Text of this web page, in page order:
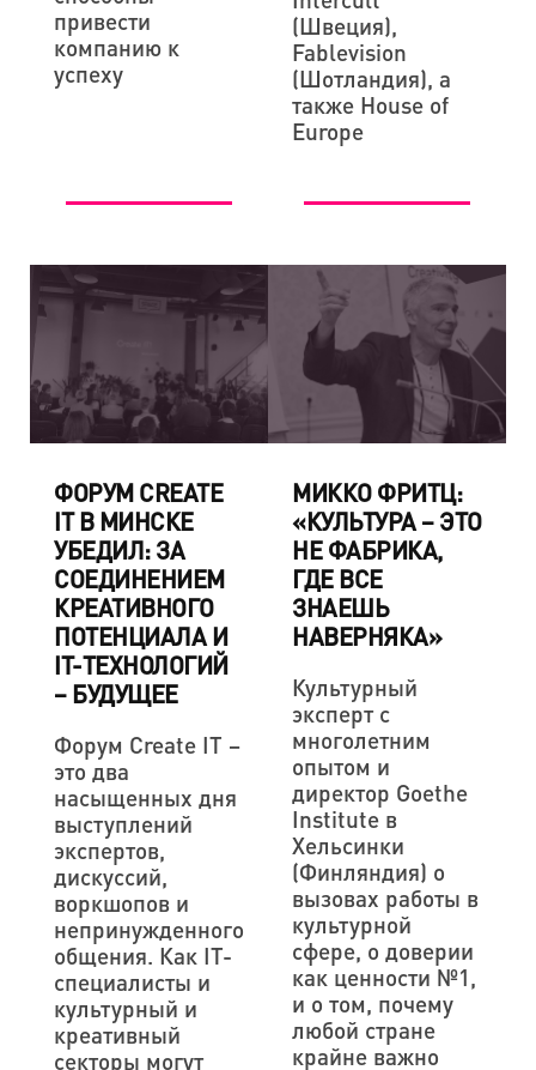
привести
компанию к
успеху
(Швеция),
Fablevision
(Шотландия), а
также House of
Europe
ФОРУМ CREATE
IT В МИНСКЕ
УБЕДИЛ: ЗА
СОЕДИНЕНИЕМ
КРЕАТИВНОГО
ПОТЕНЦИАЛА И
IT-ТЕХНОЛОГИЙ
– БУДУЩЕЕ
Форум Create IT –
это два
насыщенных дня
выступлений
экспертов,
дискуссий,
воркшопов и
непринужденного
общения. Как IT-
специалисты и
культурный и
креативный
секторы могут
МИККО ФРИТЦ:
«КУЛЬТУРА – ЭТО
НЕ ФАБРИКА,
ГДЕ ВСЕ
ЗНАЕШЬ
НАВЕРНЯКА»
Культурный
эксперт с
многолетним
опытом и
директор Goethe
Institute в
Хельсинки
(Финляндия) о
вызовах работы в
культурной
сфере, о доверии
как ценности №1,
и о том, почему
любой стране
крайне важно